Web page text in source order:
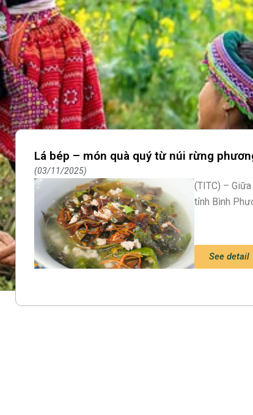
Lá bép – món quà quý từ núi rừng
03/11/2025
(TITC) –
tỉnh Bình
See detail